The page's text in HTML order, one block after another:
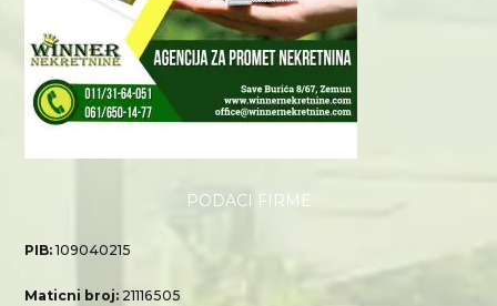
PODACI FIRME
PIB:109040215
Maticni broj: 21116505